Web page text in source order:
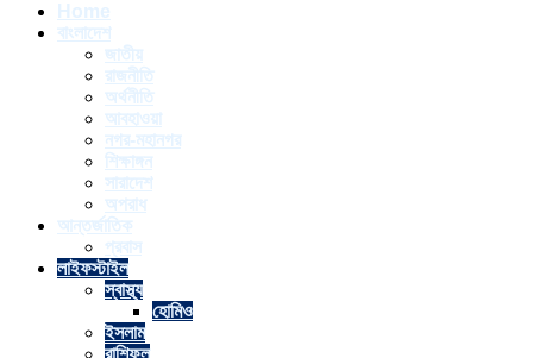
Home
বাংলাদেশ
জাতীয়
রাজনীতি
অর্থনীতি
আবহাওয়া
নগর-মহানগর
শিক্ষাঙ্গন
সারাদেশ
অপরাধ
আন্তর্জাতিক
প্রবাস
লাইফস্টাইল
স্বাস্থ্য
হোমিও
ইসলাম